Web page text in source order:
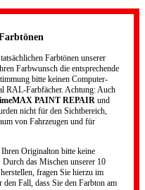
Farbtönen unserer
Farbwunsch die entsprechende
bitte keinen Computer-
RAL-Farbfächer. Achtung: Auch
PAINT REPAIR und
nicht für den Sichtbereich,
von Fahrzeugen und für
Originalton bitte keine
Durch das Mischen unserer 10
fragen Sie hierzu im
Fall, dass Sie den Farbton am